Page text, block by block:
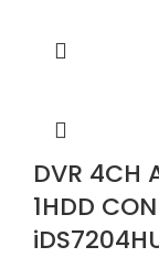
DVR 4CH
1HDD